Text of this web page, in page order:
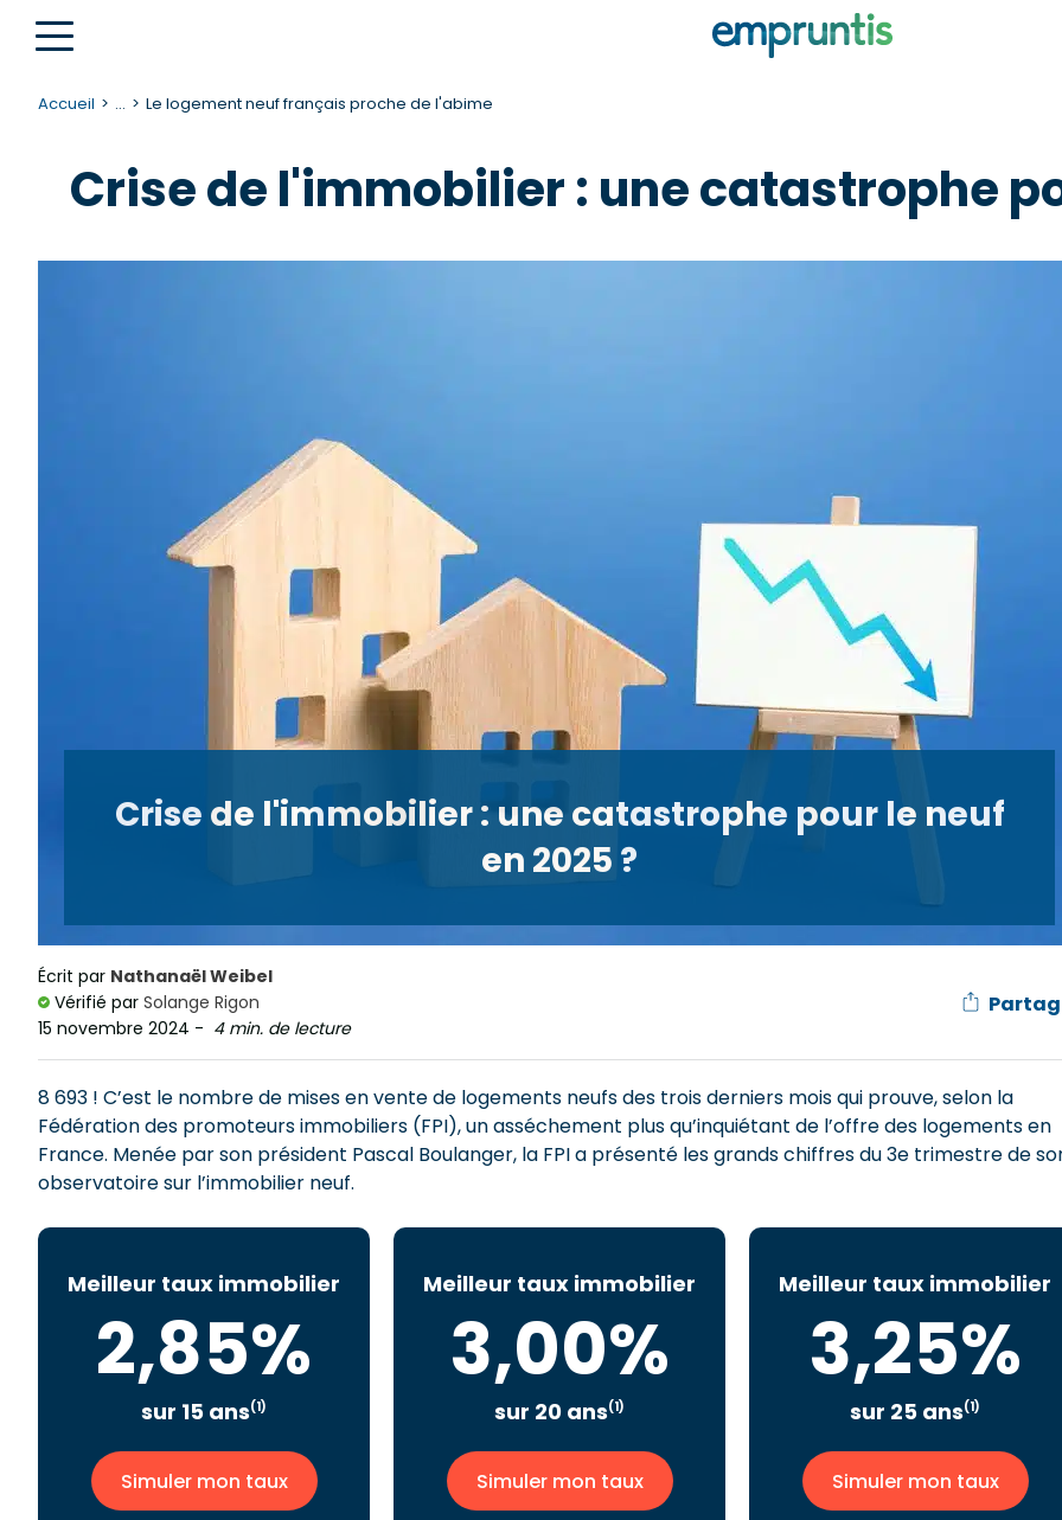
Accueil ... Le logement neuf français proche de l'abime
Crise de l'immobilier : une catastrophe
Crise de l'immobilier : une catastrophe pour le neuf
en 2025 ?
Écrit par Nathanaël Weibel
Vérifié par Solange Rigon
15 novembre 2024 - 4 min. de lecture
8 693 ! C’est le nombre de mises en vente de logements neufs des trois derniers mois qui prouve, selon la
Fédération des promoteurs immobiliers (FPI), un asséchement plus qu’inquiétant de l’offre des logements en
France. Menée par son président Pascal Boulanger, la FPI a présenté les grands chiffres du 3e trimestre de
observatoire sur l’immobilier neuf.
Meilleur taux immobilier
2,85%
sur 15 ans(1)
Simuler mon taux
Meilleur taux immobilier
3,00%
sur 20 ans(1)
Simuler mon taux
Meilleur taux immobilier
3,25%
sur 25 ans(1)
Simuler mon taux